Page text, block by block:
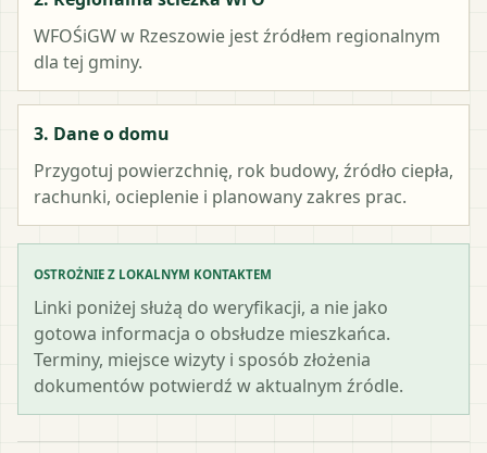
WFOŚiGW w Rzeszowie jest źródłem regionalnym
dla tej gminy.
3. Dane o domu
Przygotuj powierzchnię, rok budowy, źródło ciepła,
rachunki, ocieplenie i planowany zakres prac.
OSTROŻNIE Z LOKALNYM KONTAKTEM
Linki poniżej służą do weryfikacji, a nie jako
gotowa informacja o obsłudze mieszkańca.
Terminy, miejsce wizyty i sposób złożenia
dokumentów potwierdź w aktualnym źródle.